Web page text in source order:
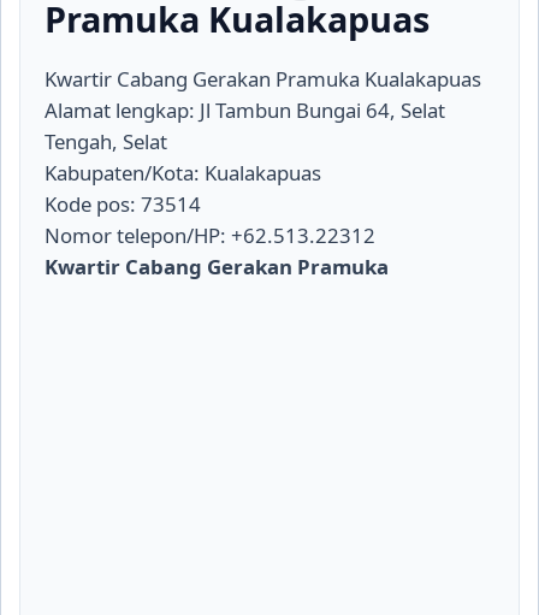
Pramuka Kualakapuas
Kwartir Cabang Gerakan Pramuka Kualakapuas
Alamat lengkap: Jl Tambun Bungai 64, Selat
Tengah, Selat
Kabupaten/Kota: Kualakapuas
Kode pos: 73514
Nomor telepon/HP: +62.513.22312
Kwartir Cabang Gerakan Pramuka